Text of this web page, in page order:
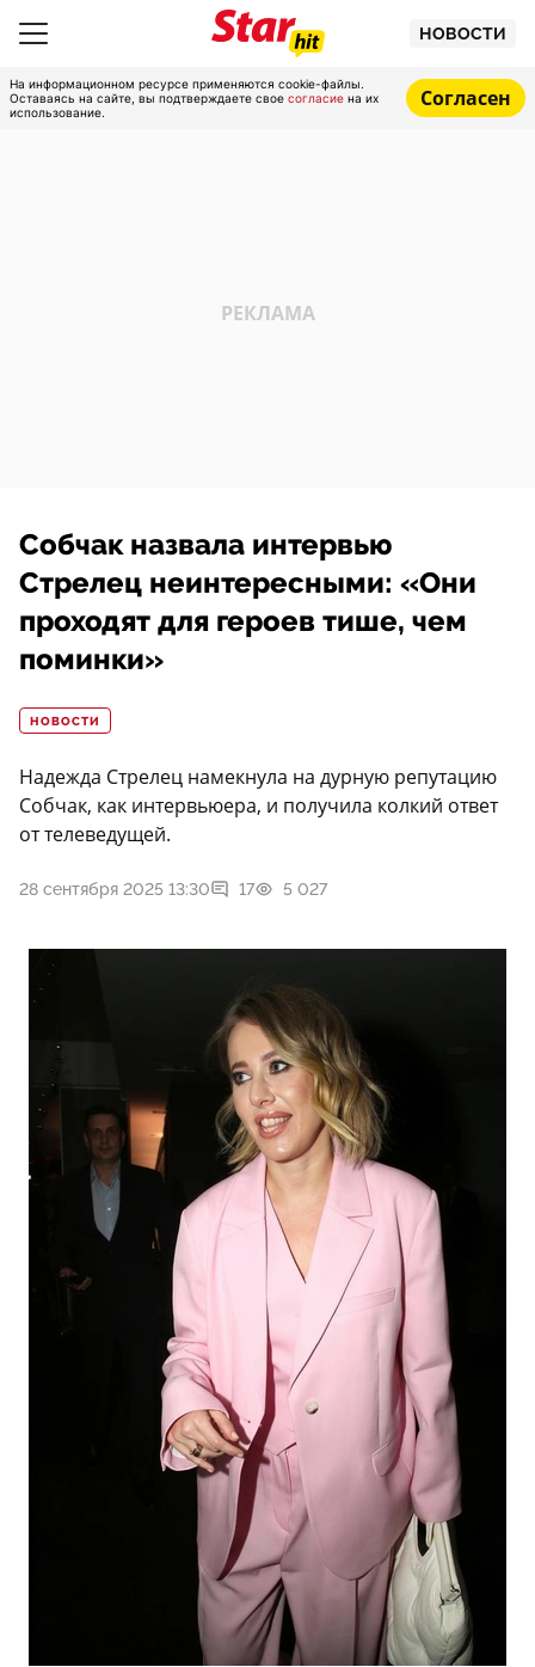
НОВОСТИ
На информационном ресурсе применяются cookie-файлы.
Оставаясь на сайте, вы подтверждаете свое согласие на их
использование.
Согласен
Собчак назвала интервью
Стрелец неинтересными: «Они
проходят для героев тише, чем
поминки»
НОВОСТИ
Надежда Стрелец намекнула на дурную репутацию
Собчак, как интервьюера, и получила колкий ответ
от телеведущей.
28 сентября 2025 13:30 17 5 027